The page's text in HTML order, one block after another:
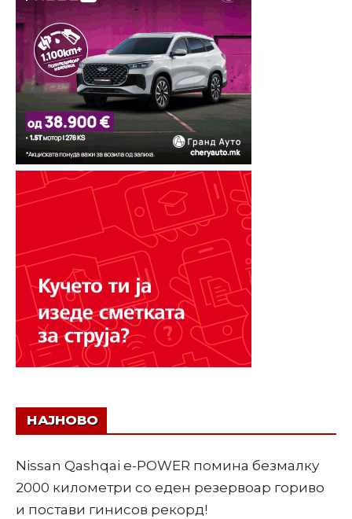
НАЈНОВО
Nissan Qashqai e-POWER помина безмалку
2000 километри со еден резервоар гориво
и постави гинисов рекорд!